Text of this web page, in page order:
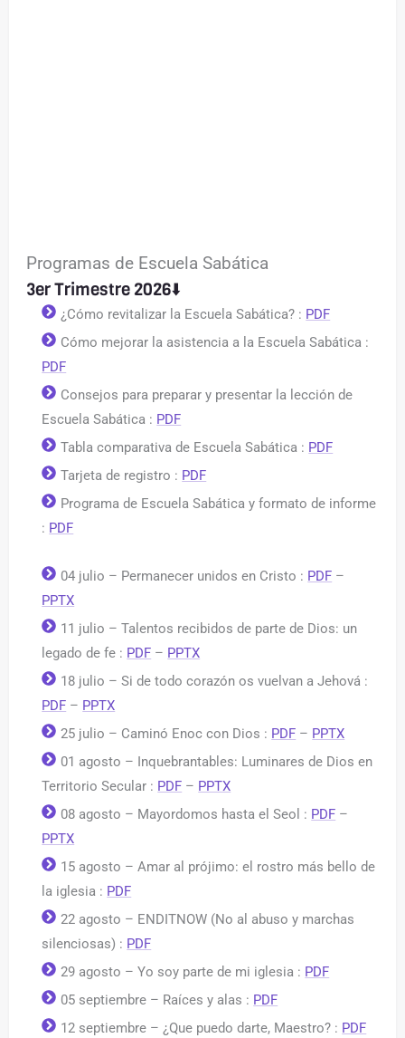
Programas de Escuela Sabática
3er Trimestre 2026⬇️
¿Cómo revitalizar la Escuela Sabática? : PDF
Cómo mejorar la asistencia a la Escuela Sabática :
PDF
Consejos para preparar y presentar la lección de
Escuela Sabática : PDF
Tabla comparativa de Escuela Sabática : PDF
Tarjeta de registro : PDF
Programa de Escuela Sabática y formato de informe
: PDF
04 julio – Permanecer unidos en Cristo : PDF –
PPTX
11 julio – Talentos recibidos de parte de Dios: un
legado de fe : PDF – PPTX
18 julio – Si de todo corazón os vuelvan a Jehová :
PDF – PPTX
25 julio – Caminó Enoc con Dios : PDF – PPTX
01 agosto – Inquebrantables: Luminares de Dios en
Territorio Secular : PDF – PPTX
08 agosto – Mayordomos hasta el Seol : PDF –
PPTX
15 agosto – Amar al prójimo: el rostro más bello de
la iglesia : PDF
22 agosto – ENDITNOW (No al abuso y marchas
silenciosas) : PDF
29 agosto – Yo soy parte de mi iglesia : PDF
05 septiembre – Raíces y alas : PDF
12 septiembre – ¿Que puedo darte, Maestro? : PDF